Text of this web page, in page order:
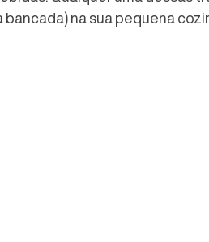
bancada) na sua pequena